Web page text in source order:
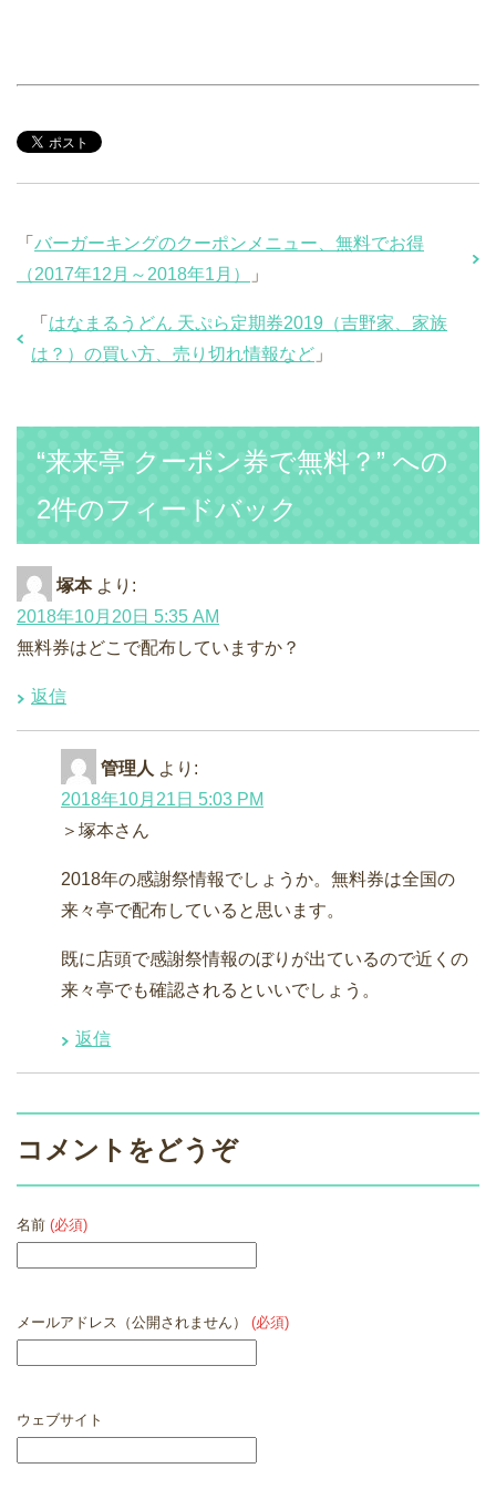
「 バーガーキングのクーポンメニュー、無料でお得
（2017年12月～2018年1月）
」
「 はなまるうどん 天ぷら定期券2019（吉野家、家族
は？）の買い方、売り切れ情報など 」
“来来亭 クーポン券で無料？” への
2件のフィードバック
塚本 より:
2018年10月20日 5:35 AM
無料券はどこで配布していますか？
返信
管理人 より:
2018年10月21日 5:03 PM
＞塚本さん
2018年の感謝祭情報でしょうか。無料券は全国の
来々亭で配布していると思います。
既に店頭で感謝祭情報のぼりが出ているので近くの
来々亭でも確認されるといいでしょう。
返信
コメントをどうぞ
名前 (必須)
メールアドレス（公開されません） (必須)
ウェブサイト